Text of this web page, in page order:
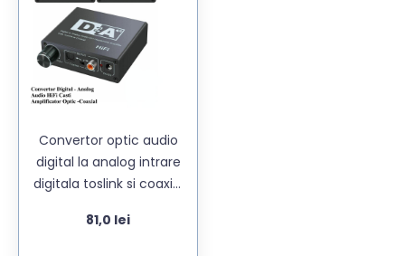
Convertor optic audio
digital la analog intrare
digitala toslink si coaxial
RCA) si jack 3.5mm
81,0 lei